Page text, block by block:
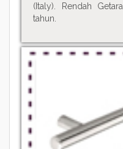
(Italy). Rendah
tahun.